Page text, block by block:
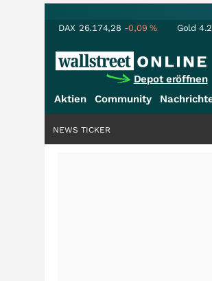
DAX 26.174,28 -0,09% Gold
Depot eröffnen
Aktien Community
NEWS TICKER